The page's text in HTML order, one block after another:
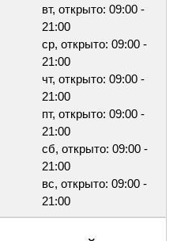
вт, открыто: 09:00 -
21:00
ср, открыто: 09:00 -
21:00
чт, открыто: 09:00 -
21:00
пт, открыто: 09:00 -
21:00
сб, открыто: 09:00 -
21:00
вс, открыто: 09:00 -
21:00